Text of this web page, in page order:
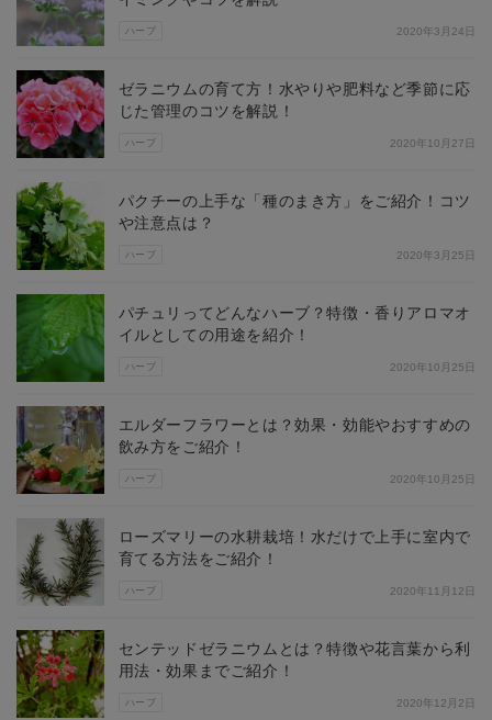
ハーブ 2020年3月24日
ハーブ
ゼラニウムの育て方！水やりや肥料など季節に応
じた管理のコツを解説！
2020年10月27日
ハーブ
パクチーの上手な「種のまき方」をご紹介！コツ
や注意点は？
2020年3月25日
ハーブ
パチュリってどんなハーブ？特徴・香りアロマオ
イルとしての用途を紹介！
2020年10月25日
ハーブ
エルダーフラワーとは？効果・効能やおすすめの
飲み方をご紹介！
2020年10月25日
ハーブ
ローズマリーの水耕栽培！水だけで上手に室内で
育てる方法をご紹介！
2020年11月12日
ハーブ
センテッドゼラニウムとは？特徴や花言葉から利
用法・効果までご紹介！
2020年12月2日